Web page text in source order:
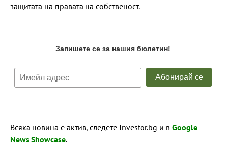
защитата на правата на собственост.
Всяка новина е актив, следете Investor.bg и в Google
News Showcase.